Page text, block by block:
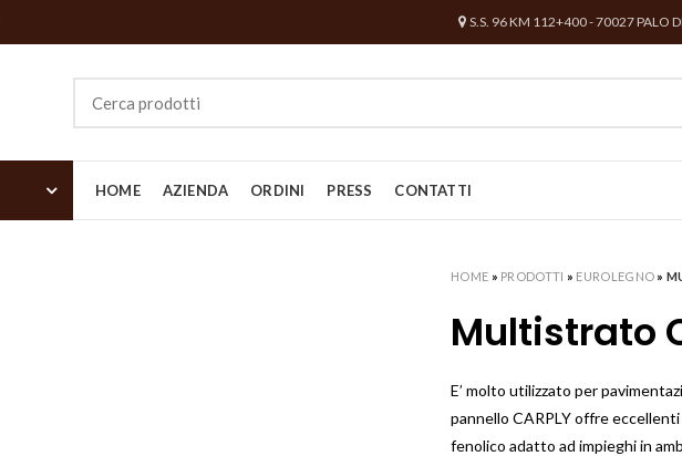
S.S. 96 KM 112+400 - 70027 PALO
HOME AZIENDA ORDINI PRESS CONTATTI
HOME » PRODOTTI » EUROLEGNO »
Multistrato
E’ molto utilizzato per
pannello CARPLY offre
fenolico adatto ad impieghi in